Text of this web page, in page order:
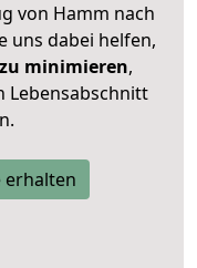
von Hamm nach
uns dabei helfen,
minimieren,
Lebensabschnitt
erhalten